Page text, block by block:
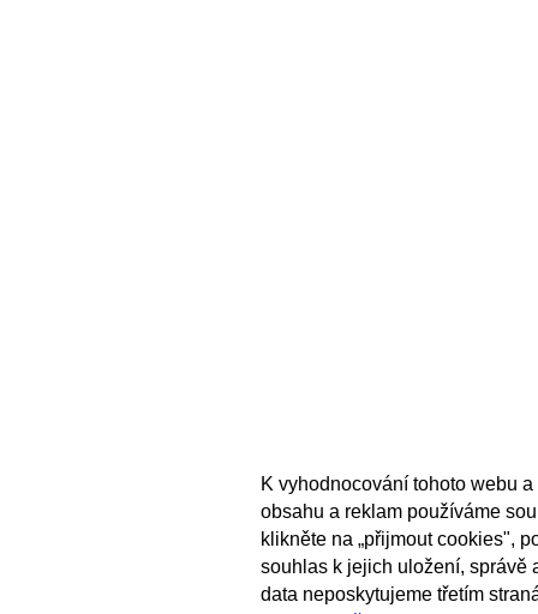
K vyhodnocování tohoto webu
obsahu a reklam používáme
klikněte na „přijmout cookies",
souhlas k jejich uložení, správě
data neposkytujeme třetím